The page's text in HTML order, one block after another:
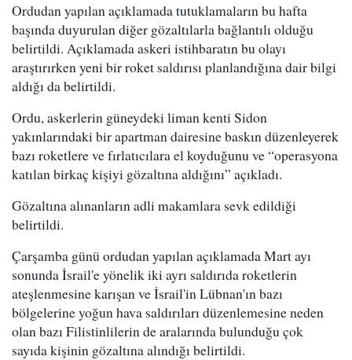
Ordudan yapılan açıklamada tutuklamaların bu hafta
başında duyurulan diğer gözaltılarla bağlantılı olduğu
belirtildi. Açıklamada askeri istihbaratın bu olayı
araştırırken yeni bir roket saldırısı planlandığına dair bilgi
aldığı da belirtildi.
Ordu, askerlerin güneydeki liman kenti Sidon
yakınlarındaki bir apartman dairesine baskın düzenleyerek
bazı roketlere ve fırlatıcılara el koyduğunu ve “operasyona
katılan birkaç kişiyi gözaltına aldığını” açıkladı.
Gözaltına alınanların adli makamlara sevk edildiği
belirtildi.
Çarşamba günü ordudan yapılan açıklamada Mart ayı
sonunda İsrail'e yönelik iki ayrı saldırıda roketlerin
ateşlenmesine karışan ve İsrail'in Lübnan'ın bazı
bölgelerine yoğun hava saldırıları düzenlemesine neden
olan bazı Filistinlilerin de aralarında bulunduğu çok
sayıda kişinin gözaltına alındığı belirtildi.